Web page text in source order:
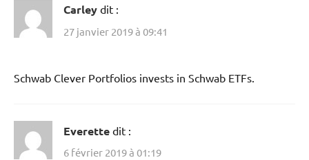
Carley dit :
27 janvier 2019 à 09:41
Schwab Clever Portfolios invests in Schwab ETFs.
Everette dit :
6 février 2019 à 01:19